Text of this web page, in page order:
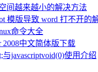
间越来越小的解决方法
模版导致 word 打不开的
命令大全
2008中文简体版下载
与javascriptvoid(0)使用介绍